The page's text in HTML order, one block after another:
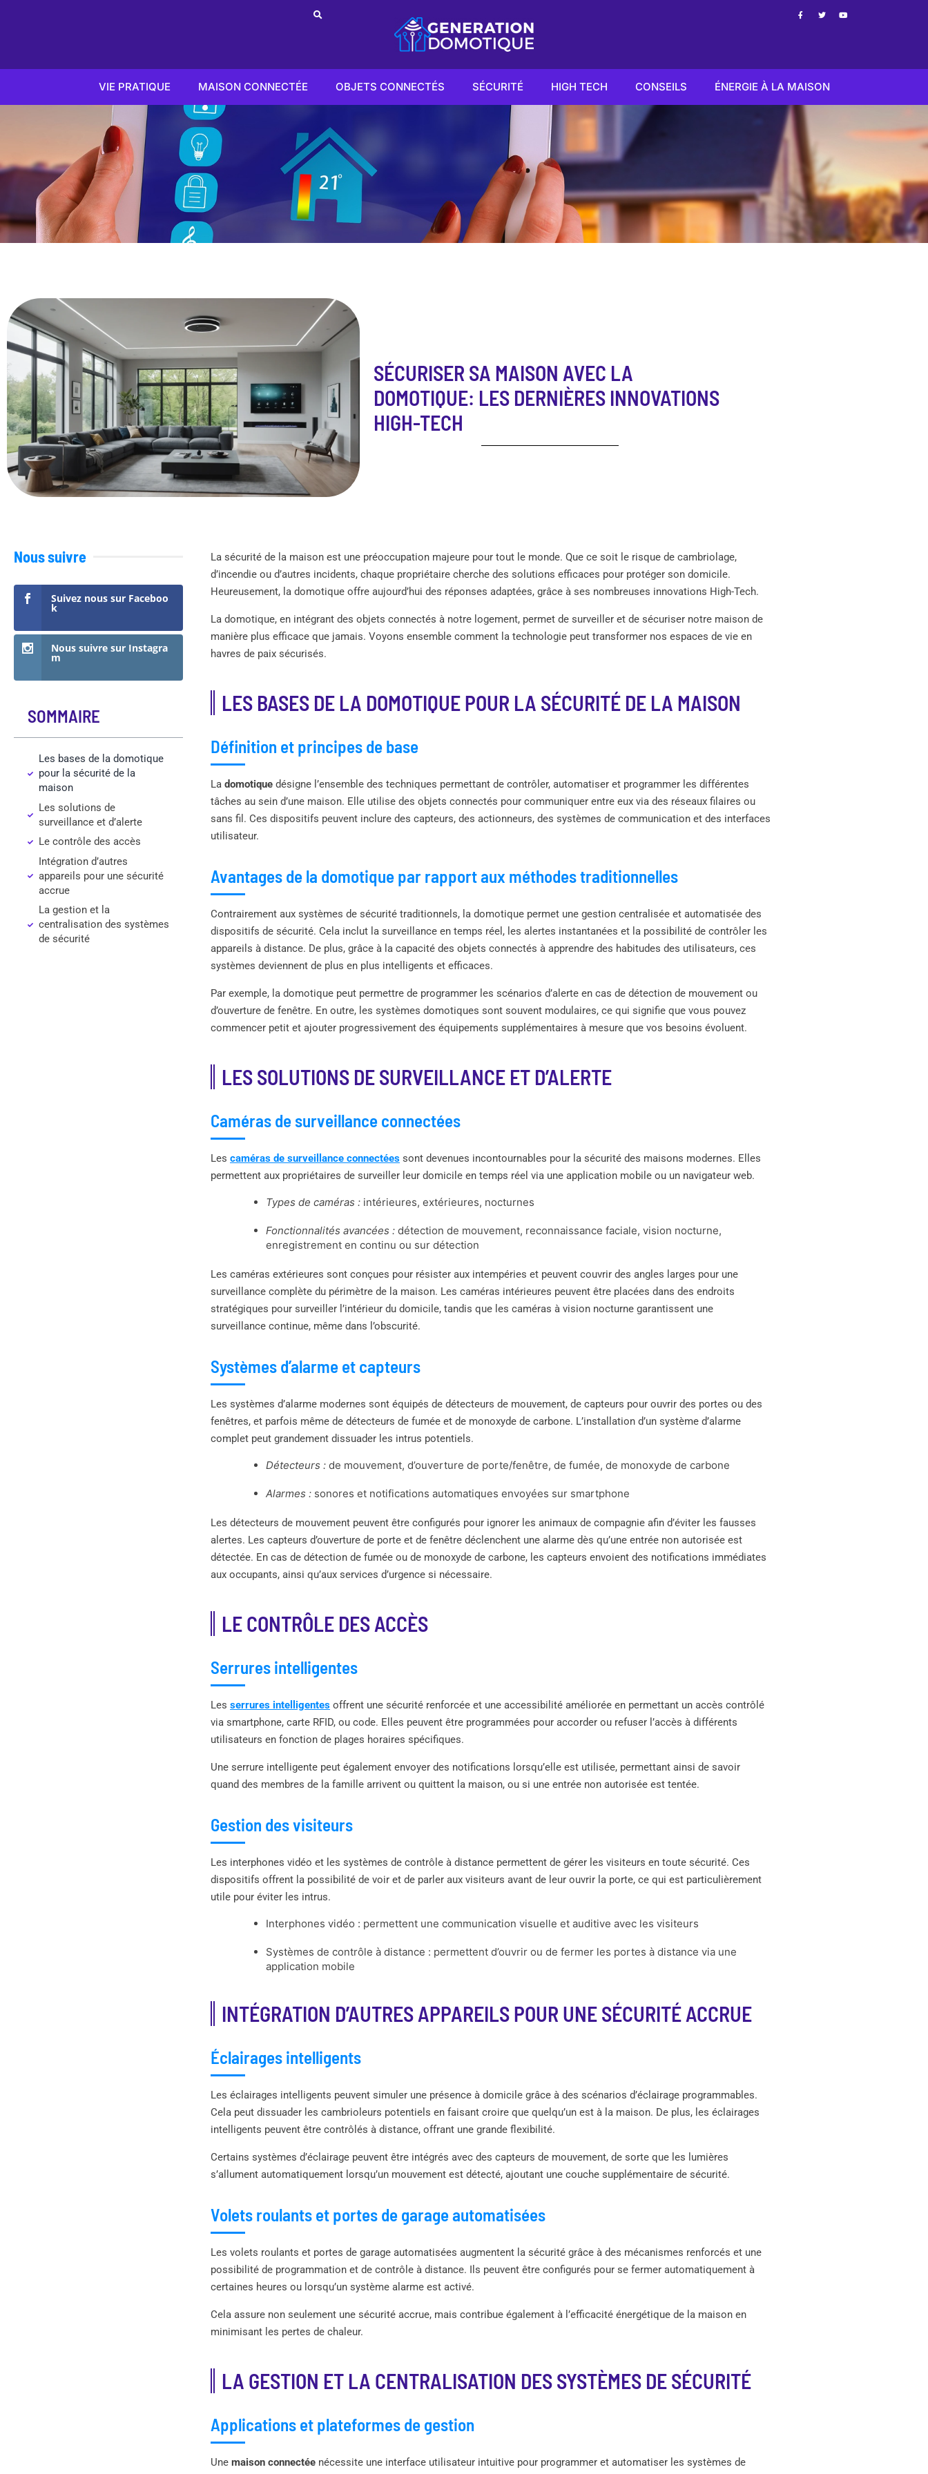
VIE PRATIQUE MAISON CONNECTÉE OBJETS CONNECTÉS SÉCURITÉ HIGH TECH CONSEILS ÉNERGIE À LA MAISON
SÉCURISER SA MAISON AVEC LA
DOMOTIQUE: LES DERNIÈRES INNOVATIONS
HIGH-TECH
Nous suivre
Suivez nous sur Faceboo
k
Nous suivre sur Instagra
m
SOMMAIRE
Les bases de la domotique
pour la sécurité de la
maison
Les solutions de
surveillance et d’alerte
Le contrôle des accès
Intégration d’autres
appareils pour une sécurité
accrue
La gestion et la
centralisation des systèmes
de sécurité
La sécurité de la maison est une préoccupation majeure pour tout le monde. Que ce soit le risque de cambriolage,
d’incendie ou d’autres incidents, chaque propriétaire cherche des solutions efficaces pour protéger son domicile.
Heureusement, la domotique offre aujourd’hui des réponses adaptées, grâce à ses nombreuses innovations High-Tech.
La domotique, en intégrant des objets connectés à notre logement, permet de surveiller et de sécuriser notre maison de
manière plus efficace que jamais. Voyons ensemble comment la technologie peut transformer nos espaces de vie en
havres de paix sécurisés.
LES BASES DE LA DOMOTIQUE POUR LA SÉCURITÉ DE LA MAISON
Définition et principes de base
La domotique désigne l’ensemble des techniques permettant de contrôler, automatiser et programmer les différentes
tâches au sein d’une maison. Elle utilise des objets connectés pour communiquer entre eux via des réseaux filaires ou
sans fil. Ces dispositifs peuvent inclure des capteurs, des actionneurs, des systèmes de communication et des interfaces
utilisateur.
Avantages de la domotique par rapport aux méthodes traditionnelles
Contrairement aux systèmes de sécurité traditionnels, la domotique permet une gestion centralisée et automatisée des
dispositifs de sécurité. Cela inclut la surveillance en temps réel, les alertes instantanées et la possibilité de contrôler les
appareils à distance. De plus, grâce à la capacité des objets connectés à apprendre des habitudes des utilisateurs, ces
systèmes deviennent de plus en plus intelligents et efficaces.
Par exemple, la domotique peut permettre de programmer les scénarios d’alerte en cas de détection de mouvement ou
d’ouverture de fenêtre. En outre, les systèmes domotiques sont souvent modulaires, ce qui signifie que vous pouvez
commencer petit et ajouter progressivement des équipements supplémentaires à mesure que vos besoins évoluent.
LES SOLUTIONS DE SURVEILLANCE ET D’ALERTE
Caméras de surveillance connectées
Les caméras de surveillance connectées sont devenues incontournables pour la sécurité des maisons modernes. Elles
permettent aux propriétaires de surveiller leur domicile en temps réel via une application mobile ou un navigateur web.
Types de caméras : intérieures, extérieures, nocturnes
Fonctionnalités avancées : détection de mouvement, reconnaissance faciale, vision nocturne,
enregistrement en continu ou sur détection
Les caméras extérieures sont conçues pour résister aux intempéries et peuvent couvrir des angles larges pour une
surveillance complète du périmètre de la maison. Les caméras intérieures peuvent être placées dans des endroits
stratégiques pour surveiller l’intérieur du domicile, tandis que les caméras à vision nocturne garantissent une
surveillance continue, même dans l’obscurité.
Systèmes d’alarme et capteurs
Les systèmes d’alarme modernes sont équipés de détecteurs de mouvement, de capteurs pour ouvrir des portes ou des
fenêtres, et parfois même de détecteurs de fumée et de monoxyde de carbone. L’installation d’un système d’alarme
complet peut grandement dissuader les intrus potentiels.
Détecteurs : de mouvement, d’ouverture de porte/fenêtre, de fumée, de monoxyde de carbone
Alarmes : sonores et notifications automatiques envoyées sur smartphone
Les détecteurs de mouvement peuvent être configurés pour ignorer les animaux de compagnie afin d’éviter les fausses
alertes. Les capteurs d’ouverture de porte et de fenêtre déclenchent une alarme dès qu’une entrée non autorisée est
détectée. En cas de détection de fumée ou de monoxyde de carbone, les capteurs envoient des notifications immédiates
aux occupants, ainsi qu’aux services d’urgence si nécessaire.
LE CONTRÔLE DES ACCÈS
Serrures intelligentes
Les serrures intelligentes offrent une sécurité renforcée et une accessibilité améliorée en permettant un accès contrôlé
via smartphone, carte RFID, ou code. Elles peuvent être programmées pour accorder ou refuser l’accès à différents
utilisateurs en fonction de plages horaires spécifiques.
Une serrure intelligente peut également envoyer des notifications lorsqu’elle est utilisée, permettant ainsi de savoir
quand des membres de la famille arrivent ou quittent la maison, ou si une entrée non autorisée est tentée.
Gestion des visiteurs
Les interphones vidéo et les systèmes de contrôle à distance permettent de gérer les visiteurs en toute sécurité. Ces
dispositifs offrent la possibilité de voir et de parler aux visiteurs avant de leur ouvrir la porte, ce qui est particulièrement
utile pour éviter les intrus.
Interphones vidéo : permettent une communication visuelle et auditive avec les visiteurs
Systèmes de contrôle à distance : permettent d’ouvrir ou de fermer les portes à distance via une
application mobile
INTÉGRATION D’AUTRES APPAREILS POUR UNE SÉCURITÉ ACCRUE
Éclairages intelligents
Les éclairages intelligents peuvent simuler une présence à domicile grâce à des scénarios d’éclairage programmables.
Cela peut dissuader les cambrioleurs potentiels en faisant croire que quelqu’un est à la maison. De plus, les éclairages
intelligents peuvent être contrôlés à distance, offrant une grande flexibilité.
Certains systèmes d’éclairage peuvent être intégrés avec des capteurs de mouvement, de sorte que les lumières
s’allument automatiquement lorsqu’un mouvement est détecté, ajoutant une couche supplémentaire de sécurité.
Volets roulants et portes de garage automatisées
Les volets roulants et portes de garage automatisées augmentent la sécurité grâce à des mécanismes renforcés et une
possibilité de programmation et de contrôle à distance. Ils peuvent être configurés pour se fermer automatiquement à
certaines heures ou lorsqu’un système alarme est activé.
Cela assure non seulement une sécurité accrue, mais contribue également à l’efficacité énergétique de la maison en
minimisant les pertes de chaleur.
LA GESTION ET LA CENTRALISATION DES SYSTÈMES DE SÉCURITÉ
Applications et plateformes de gestion
Une maison connectée nécessite une interface utilisateur intuitive pour programmer et automatiser les systèmes de